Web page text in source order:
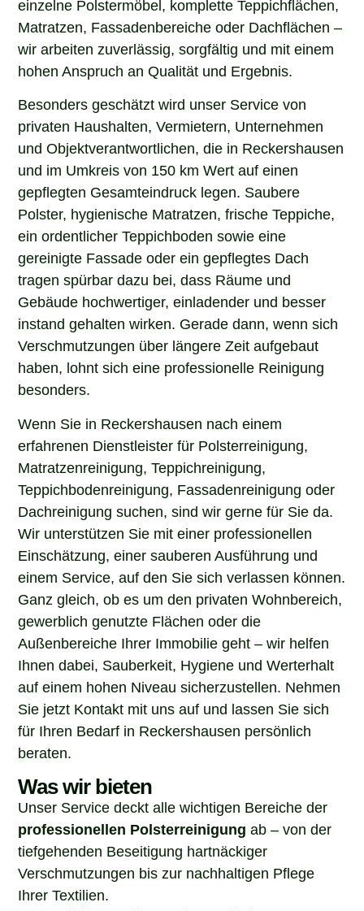
einzelne Polstermöbel, komplette Teppichflächen,
Matratzen, Fassadenbereiche oder Dachflächen –
wir arbeiten zuverlässig, sorgfältig und mit einem
hohen Anspruch an Qualität und Ergebnis.
Besonders geschätzt wird unser Service von
privaten Haushalten, Vermietern, Unternehmen
und Objektverantwortlichen, die in Reckershausen
und im Umkreis von 150 km Wert auf einen
gepflegten Gesamteindruck legen. Saubere
Polster, hygienische Matratzen, frische Teppiche,
ein ordentlicher Teppichboden sowie eine
gereinigte Fassade oder ein gepflegtes Dach
tragen spürbar dazu bei, dass Räume und
Gebäude hochwertiger, einladender und besser
instand gehalten wirken. Gerade dann, wenn sich
Verschmutzungen über längere Zeit aufgebaut
haben, lohnt sich eine professionelle Reinigung
besonders.
Wenn Sie in Reckershausen nach einem
erfahrenen Dienstleister für Polsterreinigung,
Matratzenreinigung, Teppichreinigung,
Teppichbodenreinigung, Fassadenreinigung oder
Dachreinigung suchen, sind wir gerne für Sie da.
Wir unterstützen Sie mit einer professionellen
Einschätzung, einer sauberen Ausführung und
einem Service, auf den Sie sich verlassen können.
Ganz gleich, ob es um den privaten Wohnbereich,
gewerblich genutzte Flächen oder die
Außenbereiche Ihrer Immobilie geht – wir helfen
Ihnen dabei, Sauberkeit, Hygiene und Werterhalt
auf einem hohen Niveau sicherzustellen. Nehmen
Sie jetzt Kontakt mit uns auf und lassen Sie sich
für Ihren Bedarf in Reckershausen persönlich
beraten.
Was wir bieten
Unser Service deckt alle wichtigen Bereiche der
professionellen Polsterreinigung ab – von der
tiefgehenden Beseitigung hartnäckiger
Verschmutzungen bis zur nachhaltigen Pflege
Ihrer Textilien.